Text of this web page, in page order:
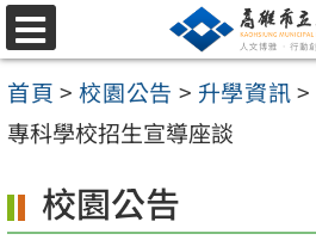
跳
至
主
要
容
選
單
首頁 > 校園公告 > 升學資訊>
專科學校招生宣導座談
校園公告